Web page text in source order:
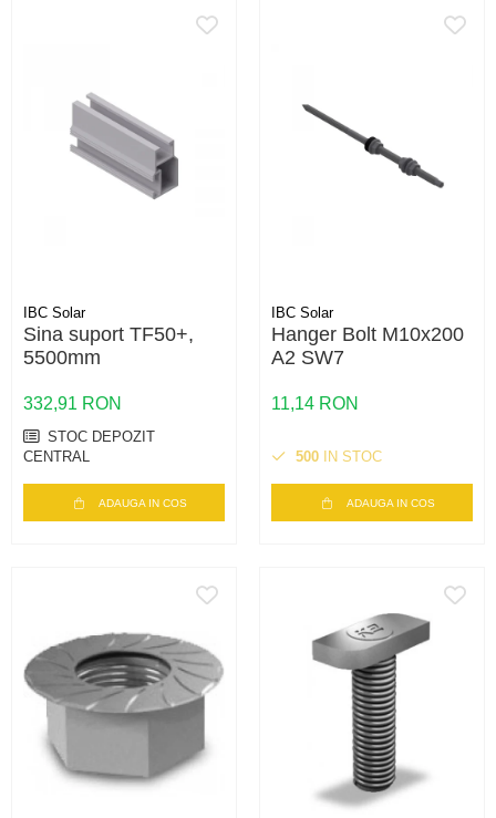
IBC Solar
Sina suport TF50+,
5500mm
332,91 RON
STOC DEPOZIT
CENTRAL
ADAUGA IN COS
IBC Solar
Hanger Bolt M10x200
A2 SW7
11,14 RON
500 IN STOC
ADAUGA IN COS